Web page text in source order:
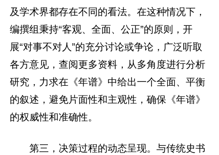
及学术界都存在不同的看法。在这种情况下，
编撰组秉持“客观、全面、公正”的原则，开
展“对事不对人”的充分讨论或争论，广泛听取
各方意见，查阅更多资料，从多角度进行分析
研究，力求在《年谱》中给出一个全面、平衡
的叙述，避免片面性和主观性，确保《年谱》
的权威性和准确性。
第三，决策过程的动态呈现。与传统史书